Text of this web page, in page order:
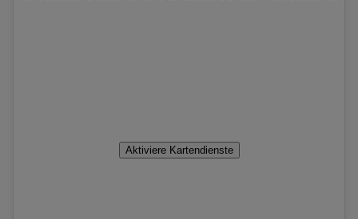
Aktiviere Kartendienste